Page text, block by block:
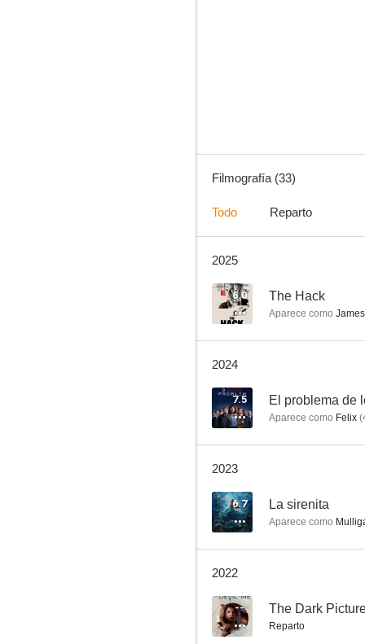
Operación Monumento
8.0
Filmografía (33)
Todo Reparto
2025
6.0 The Hack
Aparece como
2024
7.5 El problema de
Aparece como Felix (
2023
6.7 La sirenita
Aparece como
2022
-- The Dark
Reparto